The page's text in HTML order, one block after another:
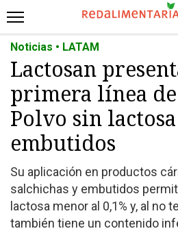
INICIO
NOTICIAS RECIENTES
NOTICIAS
PROTEÍNAS
ALTERNATIVAS
ANIMAL FREE
FOODTECH
OTROS INGREDIENTES
QUIÉNES SOMOS
Noticias • LATAM
Lactosan
primera línea de
Polvo sin
embutidos
Su aplicación en productos
salchichas y embutidos
lactosa menor al 0,1% y, al no
también tiene un contenido